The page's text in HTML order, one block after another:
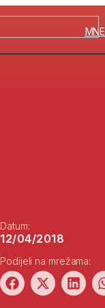
MNE
Datum:
12/04/2018
Podijeli na mrežama: